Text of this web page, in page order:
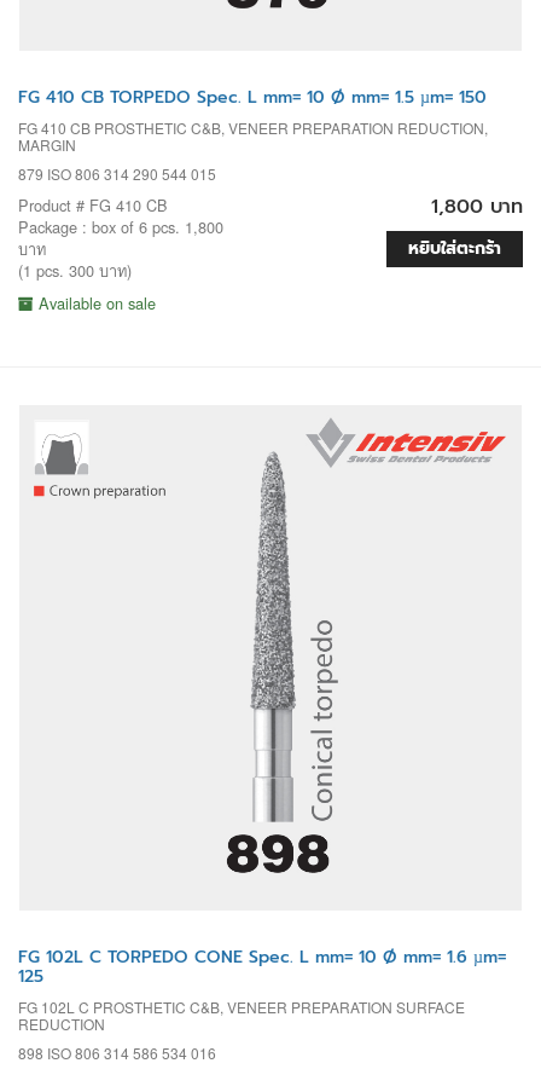
FG 410 CB TORPEDO Spec. L mm= 10 Ø mm= 1.5 µm= 150
FG 410 CB PROSTHETIC C&B, VENEER PREPARATION REDUCTION,
MARGIN
879 ISO 806 314 290 544 015
Product # FG 410 CB
Package : box of 6 pcs. 1,800
บาท
(1 pcs. 300 บาท)
Available on sale
1,800 บาท
หยิบใส่ตะกร้า
FG 102L C TORPEDO CONE Spec. L mm= 10 Ø mm= 1.6 µm=
125
FG 102L C PROSTHETIC C&B, VENEER PREPARATION SURFACE
REDUCTION
898 ISO 806 314 586 534 016